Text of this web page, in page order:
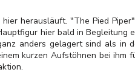
herausläuft. "The Pied
hier bald in Begleitung
anders gelagert sind als in
kurzen Aufstöhnen bei ihm